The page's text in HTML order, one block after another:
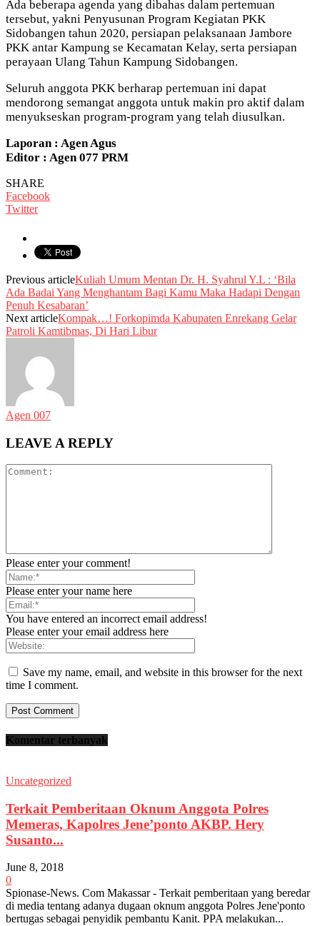
Ada beberapa agenda yang dibahas dalam pertemuan
tersebut, yakni Penyusunan Program Kegiatan PKK
Sidobangen tahun 2020, persiapan pelaksanaan Jambore
PKK antar Kampung se Kecamatan Kelay, serta persiapan
perayaan Ulang Tahun Kampung Sidobangen.
Seluruh anggota PKK berharap pertemuan ini dapat
mendorong semangat anggota untuk makin pro aktif dalam
menyukseskan program-program yang telah diusulkan.
Laporan : Agen Agus
Editor : Agen 077 PRM
SHARE
Facebook
Twitter
Previous articleKuliah Umum Mentan Dr. H. Syahrul Y.L : ‘Bila
Ada Badai Yang Menghantam Bagi Kamu Maka Hadapi Dengan
Penuh Kesabaran’
Next articleKompak…! Forkopimda Kabupaten Enrekang Gelar
Patroli Kamtibmas, Di Hari Libur
Agen 007
LEAVE A REPLY
Please enter your comment!
Please enter your name here
You have entered an incorrect email address!
Please enter your email address here
Save my name, email, and website in this browser for the next
time I comment.
Komentar terbanyak
Uncategorized
Terkait Pemberitaan Oknum Anggota Polres
Memeras, Kapolres Jene’ponto AKBP. Hery
Susanto...
June 8, 2018
0
Spionase-News. Com Makassar - Terkait pemberitaan yang beredar
di media tentang adanya dugaan oknum anggota Polres Jene'ponto
bertugas sebagai penyidik pembantu Kanit. PPA melakukan...